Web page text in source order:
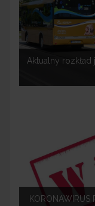
Aktualny